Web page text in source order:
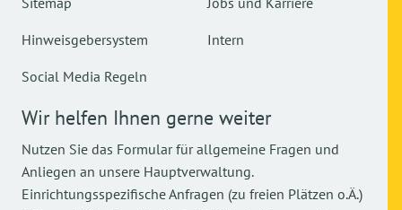
Hinweisgebersystem
Social Media Regeln
Intern
Wir helfen Ihnen gerne weiter
Nutzen Sie das Formular für allgemeine Fragen und
Anliegen an unsere Hauptverwaltung.
Einrichtungsspezifische Anfragen (zu freien Plätzen o.Ä.)